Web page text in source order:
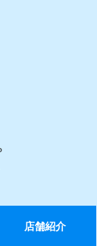
店舗紹介